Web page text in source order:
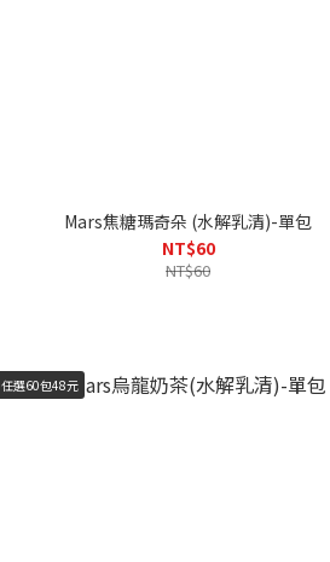
Mars焦糖瑪奇朵 (水解乳清)-單包
NT$60
NT$60
任選60包48元